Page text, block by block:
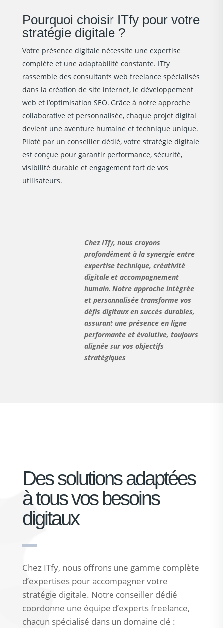
Pourquoi choisir ITfy pour votre
stratégie digitale ?
Votre présence digitale nécessite une expertise
complète et une adaptabilité constante. ITfy
rassemble des consultants web freelance spécialisés
dans la création de site internet, le développement
web et l’optimisation SEO. Grâce à notre approche
collaborative et personnalisée, chaque projet digital
devient une aventure humaine et technique unique.
Piloté par un conseiller dédié, votre stratégie digitale
est conçue pour garantir performance, sécurité,
visibilité durable et engagement fort de vos
utilisateurs.
Chez ITfy, nous croyons
profondément à la synergie entre
expertise technique, créativité
digitale et accompagnement
humain. Notre approche intégrée
et personnalisée transforme vos
défis digitaux en succès durables,
assurant une présence en ligne
performante et évolutive, toujours
alignée sur vos objectifs
stratégiques
Des solutions adaptées
à tous vos besoins
digitaux
Chez ITfy, nous offrons une gamme complète
d’expertises pour accompagner votre
stratégie digitale. Notre conseiller dédié
coordonne une équipe d’experts freelance,
chacun spécialisé dans un domaine clé :